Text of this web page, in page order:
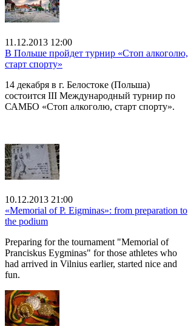
11.12.2013 12:00
В Польше пройдет турнир «Стоп алкоголю,
старт спорту»
14 декабря в г. Белостоке (Польша)
состоится III Международный турнир по
САМБО «Стоп алкоголю, старт спорту».
10.12.2013 21:00
«Memorial of P. Eigminas»: from preparation to
the podium
Preparing for the tournament "Memorial of
Pranciskus Eygminas" for those athletes who
had arrived in Vilnius earlier, started nice and
fun.